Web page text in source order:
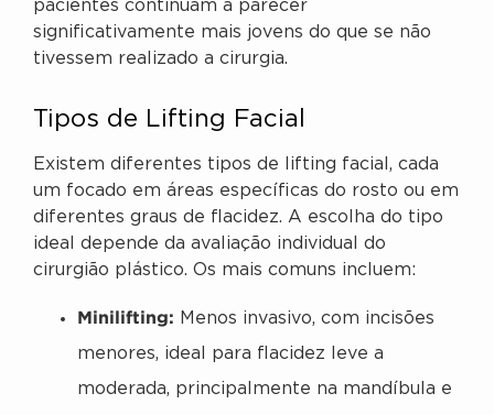
pacientes continuam a parecer
significativamente mais jovens do que se não
tivessem realizado a cirurgia.
Tipos de Lifting Facial
Existem diferentes tipos de lifting facial, cada
um focado em áreas específicas do rosto ou em
diferentes graus de flacidez. A escolha do tipo
ideal depende da avaliação individual do
cirurgião plástico. Os mais comuns incluem:
Minilifting: Menos invasivo, com incisões
menores, ideal para flacidez leve a
moderada, principalmente na mandíbula e